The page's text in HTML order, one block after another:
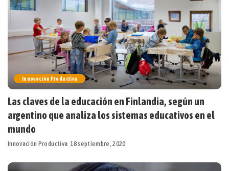
Innovación Productiva
Las claves de la educación en Finlandia, según un
argentino que analiza los sistemas educativos en el
mundo
Innovación Productiva 18 septiembre, 2020